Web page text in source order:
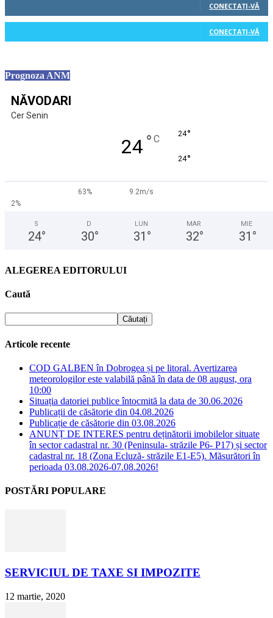
CONECTAȚI-VĂ
0 Cititori
CONECTAȚI-VĂ
Prognoza ANM
NĂVODARI
Cer Senin
24 ° C 24°
24°
63%
9.2m/s
2%
S
24°
D
30°
LUN
31 °
MAR
32°
MIE
31 °
ALEGEREA EDITORULUI
Caută
Articole recente
COD GALBEN în Dobrogea și pe litoral. Avertizarea
meteorologilor este valabilă până în data de 08 august, ora
10:00
Situația datoriei publice întocmită la data de 30.06.2026
Publicații de căsătorie din 04.08.2026
Publicație de căsătorie din 03.08.2026
ANUNȚ DE INTERES pentru deținătorii imobilelor situate
în sector cadastral nr. 30 (Peninsula- străzile P6- P17) și sector
cadastral nr. 18 (Zona Ecluză- străzile E1-E5). Măsurători în
perioada 03.08.2026-07.08.2026!
POSTĂRI POPULARE
SERVICIUL DE TAXE SI IMPOZITE
12 martie, 2020